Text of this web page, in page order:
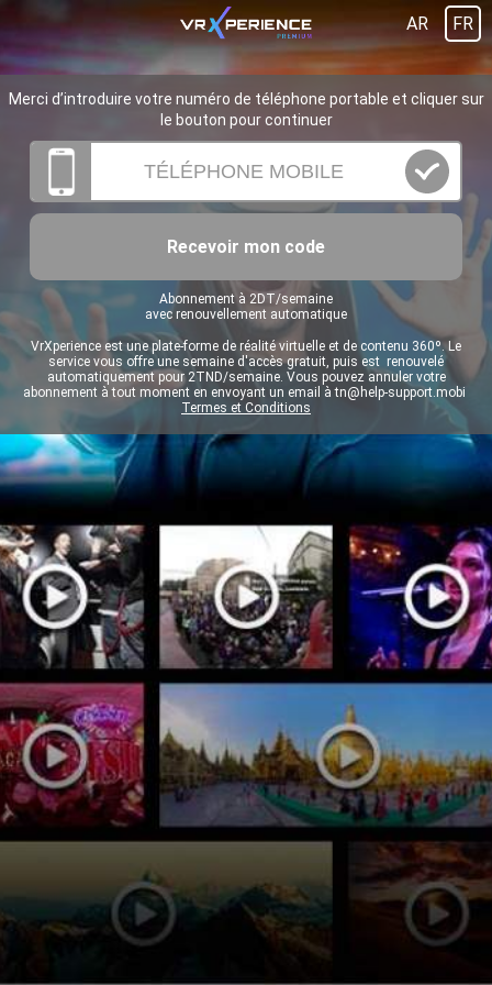
AR FR
Merci d’introduire votre numéro de téléphone portable et cliquer sur
le bouton pour continuer
Recevoir mon code
Abonnement à 2DT/semaine
avec renouvellement automatique
VrXperience est une plate-forme de réalité virtuelle et de contenu 360º. Le
service vous offre une semaine d'accès gratuit, puis est renouvelé
automatiquement pour 2TND/semaine. Vous pouvez annuler votre
abonnement à tout moment en envoyant un email àtn@help-support.mobi
Termes et Conditions